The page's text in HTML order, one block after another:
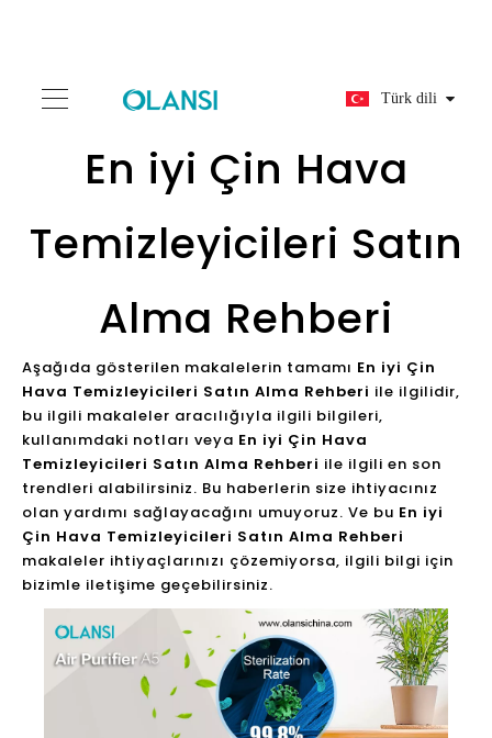
Türk dili
En iyi Çin Hava
Temizleyicileri Satın
Alma Rehberi
Aşağıda gösterilen makalelerin tamamı En iyi Çin
Hava Temizleyicileri Satın Alma Rehberi ile ilgilidir,
bu ilgili makaleler aracılığıyla ilgili bilgileri,
kullanımdaki notları veya En iyi Çin Hava
Temizleyicileri Satın Alma Rehberi ile ilgili en son
trendleri alabilirsiniz. Bu haberlerin size ihtiyacınız
olan yardımı sağlayacağını umuyoruz. Ve bu En iyi
Çin Hava Temizleyicileri Satın Alma Rehberi
makaleler ihtiyaçlarınızı çözemiyorsa, ilgili bilgi için
bizimle iletişime geçebilirsiniz.